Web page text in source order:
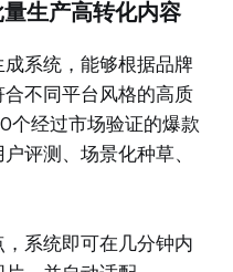
生产高转化内容
系统，能够根据品牌
不同平台风格的高质
个经过市场验证的爆款
评测、场景化种草、
系统即可在几分钟内